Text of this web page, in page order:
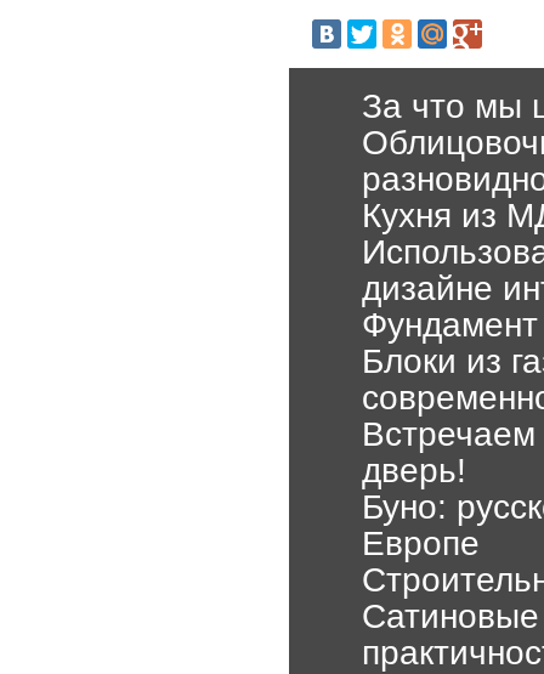
За что мы
Кухня из
дизайне
Блоки из
Встречаем
дверь!
Буно:
Европе
Сатиновые